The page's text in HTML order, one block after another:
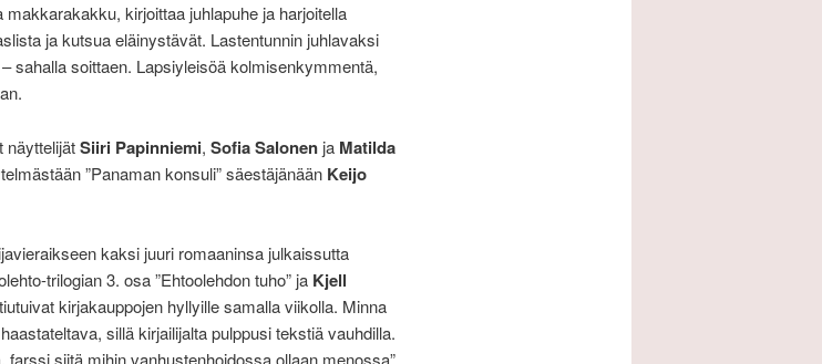
kirjoittaa juhlapuhe ja harjoitella
ja kutsua eläinystävät. Lastentunnin juhlavaksi
sahalla soittaen. Lapsiyleisöä kolmisenkymmentä,
näyttelijätSiiri Papinniemi, Sofia Salonenja Matilda
”Panaman konsuli” säestäjänään Keijo
kaksi juuri romaaninsa julkaissutta
trilogian 3. osa ”Ehtoolehdon tuho” ja Kjell
kirjakauppojen hyllyille samalla viikolla. Minna
sillä kirjailijalta pulppusi tekstiä vauhdilla.
farssi siitä mihin vanhustenhoidossa ollaan menossa”